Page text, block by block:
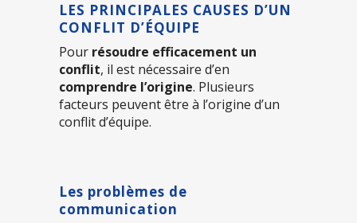
LES PRINCIPALES CAUSES D’UN
CONFLIT D’ÉQUIPE
Pour résoudre efficacement un
conflit, il est nécessaire d’en
comprendre l’origine. Plusieurs
facteurs peuvent être à l’origine d’un
conflit d’équipe.
Les problèmes de
communication